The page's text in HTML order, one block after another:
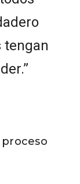
tengan
proceso